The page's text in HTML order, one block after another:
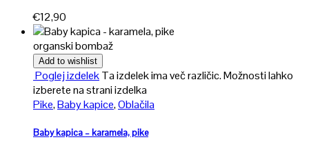
€12,90
organski bombaž
Add to wishlist
Poglej izdelekTa izdelek ima več različic. Možnosti lahko
izberete na strani izdelka
Pike,Baby kapice,Oblačila
Baby kapica – karamela, pike